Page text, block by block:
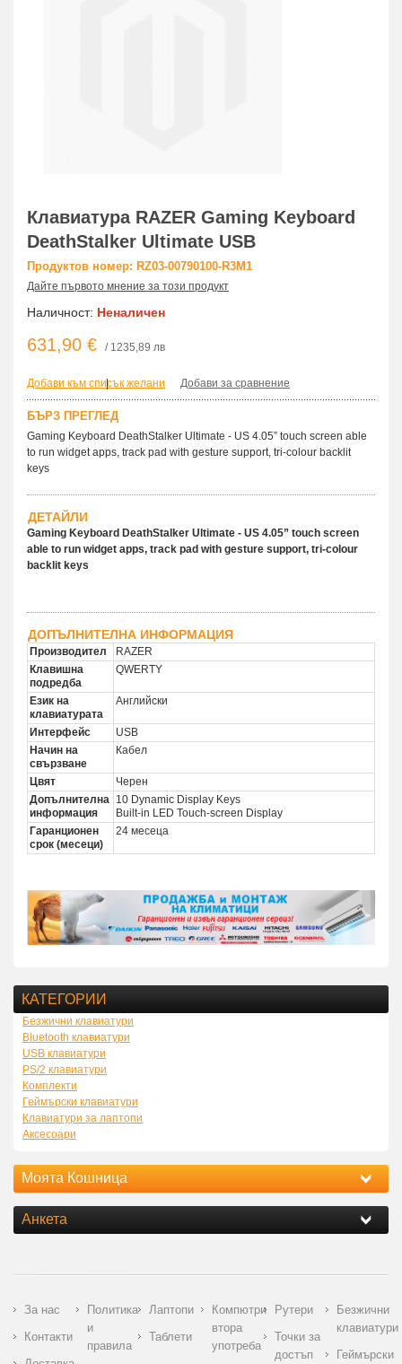
Клавиатура RAZER Gaming Keyboard
DeathStalker Ultimate USB
Продуктов номер: RZ03-00790100-R3M1
Дайте първото мнение за този продукт
Наличност: Неналичен
631,90 € / 1235,89 лв
Добави към списък желани
| Добави за сравнение
БЪРЗ ПРЕГЛЕД
Gaming Keyboard DeathStalker Ultimate - US 4.05” touch screen able
to run widget apps, track pad with gesture support, tri-colour backlit
keys
ДЕТАЙЛИ
Gaming Keyboard DeathStalker Ultimate - US 4.05” touch screen
able to run widget apps, track pad with gesture support, tri-colour
backlit keys
ДОПЪЛНИТЕЛНА ИНФОРМАЦИЯ
Производител
RAZER
Клавишна
подредба
QWERTY
Език на
клавиатурата
Английски
Интерфейс
USB
Начин на
свързване
Кабел
Цвят
Черен
Допълнителна
информация
10 Dynamic Display Keys
Built-in LED Touch-screen Display
Гаранционен
срок (месеци)
24 месеца
КАТЕГОРИИ
Безжични клавиатури
Bluetooth клавиатури
USB клавиатури
PS/2 клавиатури
Комплекти
Геймърски клавиатури
Клавиатури за лаптопи
Аксесоари
Моята Кошница
Анкета
За нас
Контакти
Политика
и
правила
Лаптопи
Таблети
Компютри
втора
употреба
Рутери
Точки за
достъп
Безжични
клавиатури
Геймърски